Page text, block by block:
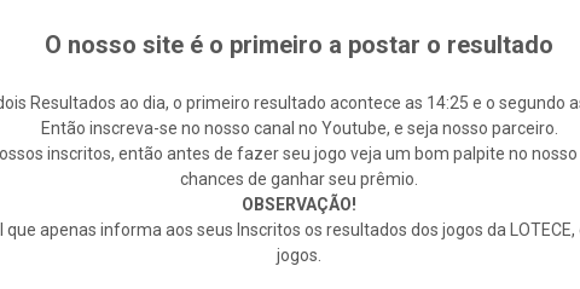
O nosso site é o primeiro a postar o resultado
Resultados ao dia, o primeiro resultado acontece as 14:25 e o segundo
Então inscreva-se no nosso canal no Youtube, e seja nosso parceiro.
inscritos, então antes de fazer seu jogo veja um bom palpite no
chances de ganhar seu prêmio.
OBSERVAÇÃO!
que apenas informa aos seus Inscritos os resultados dos jogos da
jogos.